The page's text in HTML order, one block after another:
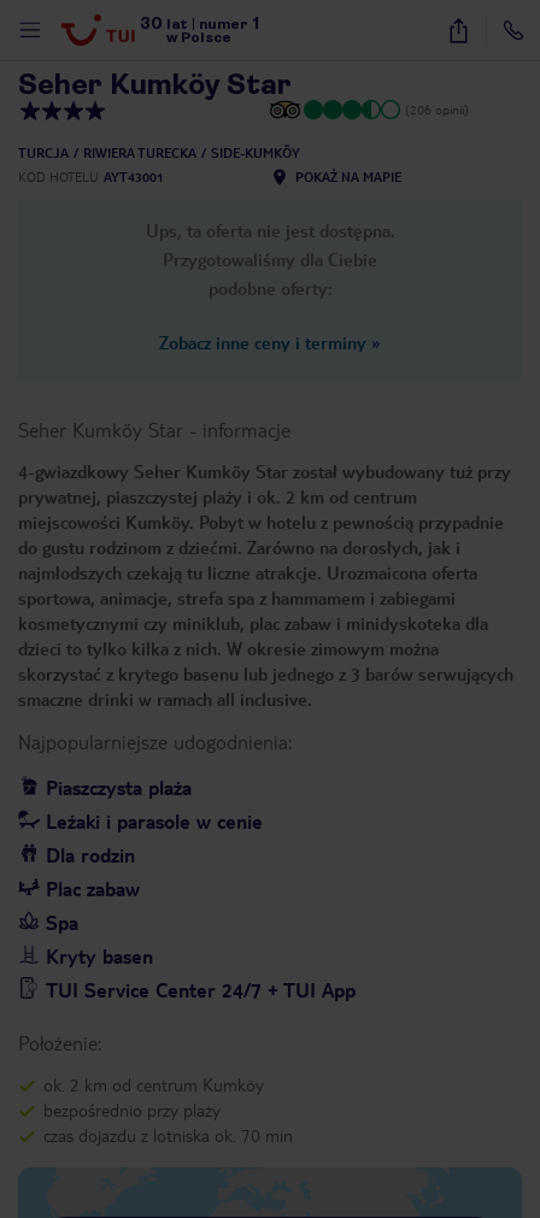
30 lat numer 1
w Polsce
16
Seher Kumköy Star
(206 opinii)
TURCJA RIWIERA TURECKA
SIDE-KUMKÖY
KOD HOTELU AYT43001 POKAŻ NA MAPIE
Ups, ta oferta nie jest dostępna.
Przygotowaliśmy dla Ciebie
podobne oferty:
Zobacz inne ceny i terminy »
Seher Kumköy Star - informacje
4-gwiazdkowy Seher Kumköy Star został wybudowany tuż przy
prywatnej, piaszczystej plaży i ok. 2 km od centrum
miejscowości Kumköy. Pobyt w hotelu z pewnością przypadnie
do gustu rodzinom z dziećmi. Zarówno na dorosłych, jak i
najmłodszych czekają tu liczne atrakcje. Urozmaicona oferta
sportowa, animacje, strefa spa z hammamem i zabiegami
kosmetycznymi czy miniklub, plac zabaw i minidyskoteka dla
dzieci to tylko kilka z nich. W okresie zimowym można
skorzystać z krytego basenu lub jednego z 3 barów serwujących
smaczne drinki w ramach all inclusive.
Najpopularniejsze udogodnienia:
Piaszczysta plaża
Leżaki i parasole w cenie
Dla rodzin
Plac zabaw
Spa
Kryty basen
TUI Service Center 24/7 + TUI App
Położenie:
ok. 2 km od centrum Kumköy
bezpośrednio przy plaży
czas dojazdu z lotniska ok. 70 min